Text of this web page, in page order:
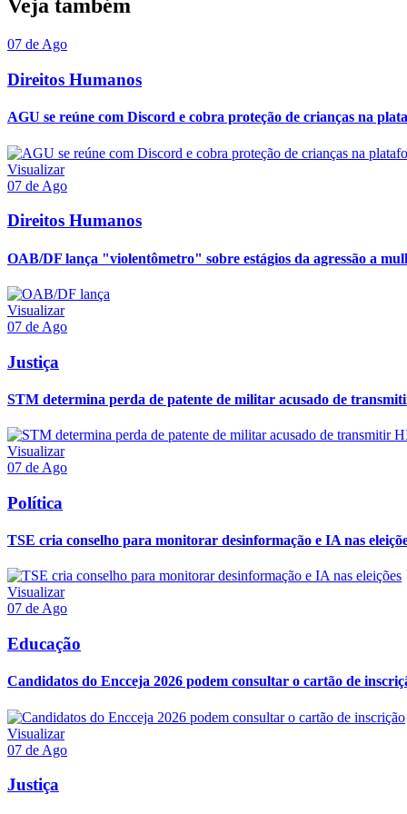
Veja também
07 de Ago
Direitos Humanos
AGU se reúne com Discord e cobra proteção de crianças na
Visualizar
07 de Ago
Direitos Humanos
OAB/DF lança "violentômetro" sobre estágios da agressão a
Visualizar
07 de Ago
Justiça
STM determina perda de patente de militar acusado de
Visualizar
07 de Ago
Política
TSE cria conselho para monitorar desinformação e IA nas
Visualizar
07 de Ago
Educação
Candidatos do Encceja 2026 podem consultar o cartão de
Visualizar
07 de Ago
Justiça